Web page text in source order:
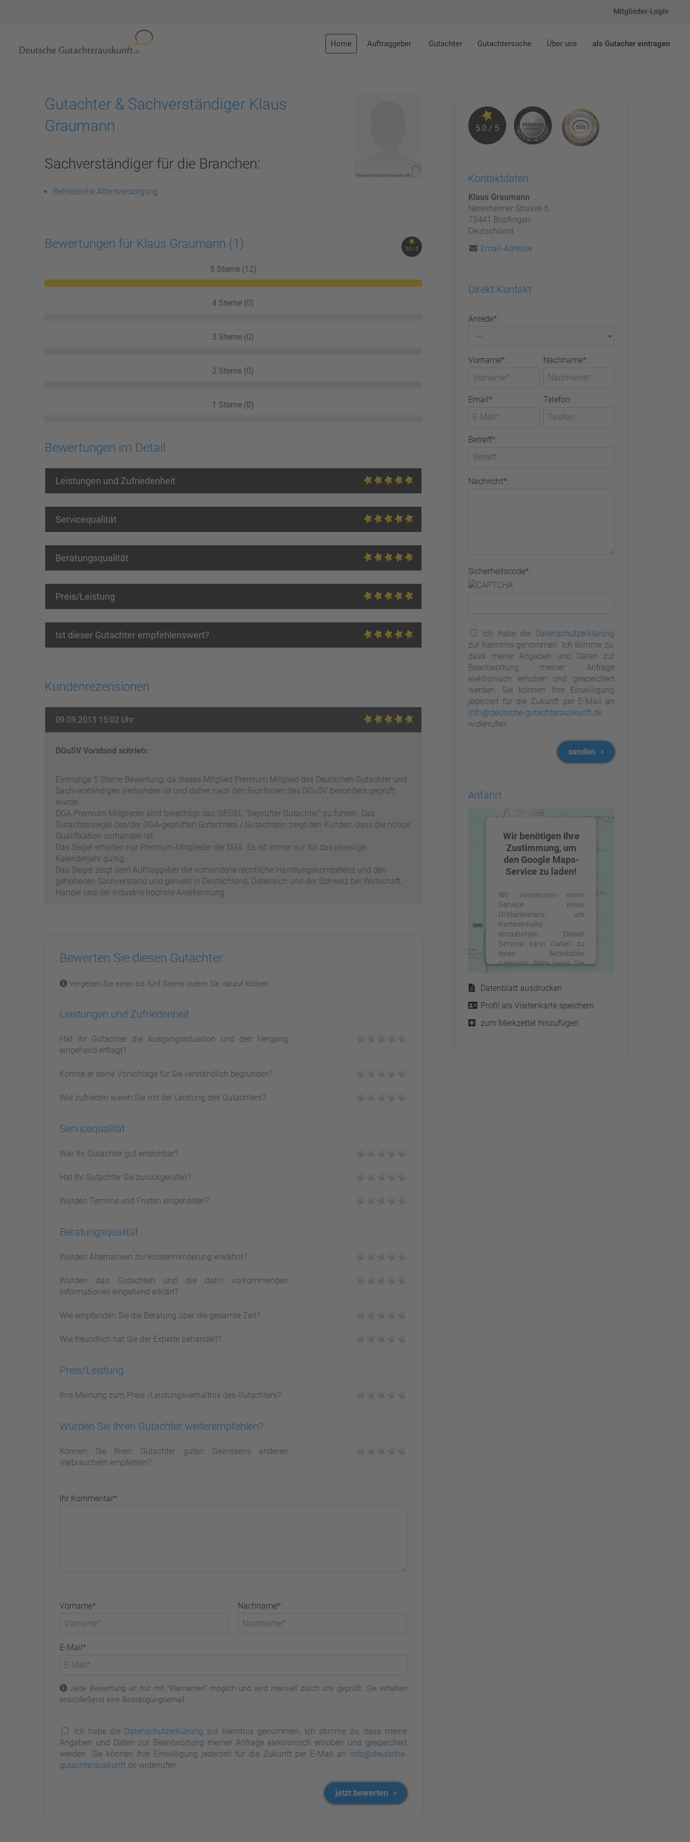
Mitglieder-Login
Home Auftraggeber Gutachter Gutachtersuche Über uns als Gutacher eintragen
Gutachter & Sachverständiger Klaus
Graumann
Sachverständiger für die Branchen:
Betriebliche Altersversorgung
5.0 / 5
Bewertungen für Klaus Graumann (1)
5 Sterne (12)
4 Sterne (0)
3 Sterne (0)
2 Sterne (0)
1 Sterne (0)
Bewertungen im Detail
Leistungen und Zufriedenheit
Servicequalität
Beratungsqualität
Preis/Leistung
Ist dieser Gutachter empfehlenswert?
Kundenrezensionen
09.09.2013 15:02 Uhr
DGuSV Vorstand schrieb:
Einmalige 5 Sterne Bewertung, da dieses Mitglied Premium Mitglied des Deutschen Gutachter und
Sachverständigen Verbandes ist und daher nach den Richtlinien des DGuSV besonders geprüft
wurde.
DGA Premium Mitglieder sind berechtigt das SIEGEL "Geprüfter Gutachter" zu führen. Das
Gutachtersiegel des/der DGA-geprüften Gutachters / Gutachterin zeigt den Kunden, dass die nötige
Qualifikation vorhanden ist.
Das Siegel erhalten nur Premium-Mitglieder der DGA. Es ist immer nur für das jeweilige
Kalenderjahr gültig.
Das Siegel zeigt dem Auftraggeber die vorhandene rechtliche Handlungskompetenz und den
gehobenen Sachverstand und genießt in Deutschland, Österreich und der Schweiz bei Wirtschaft,
Handel und der Industrie höchste Anerkennung.
Bewerten Sie diesen Gutachter
Vergeben Sie einen bis fünf Sterne indem Sie darauf klicken.
Leistungen und Zufriedenheit
Hat Ihr Gutachter die Ausgangssituation und den Hergang
eingehend erfragt?
Konnte er seine Vorschläge für Sie verständlich begründen?
Wie zufrieden waren Sie mit der Leistung des Gutachters?
Servicequalität
War Ihr Gutachter gut erreichbar?
Hat Ihr Gutachter Sie zurückgerufen?
Wurden Termine und Fristen eingehalten?
Beratungsqualität
Wurden Alternativen zur Kostenminderung erwähnt?
Wurden das Gutachten und die darin vorkommenden
Informationen eingehend erklärt?
Wie empfanden Sie die Beratung über die gesamte Zeit?
Wie freundlich hat Sie der Experte behandelt?
Preis/Leistung
Ihre Meinung zum Preis-/Leistungsverhältnis des Gutachters?
Würden Sie Ihren Gutachter weiterempfehlen?
Können Sie Ihren Gutachter guten Gewissens anderen
Verbrauchern empfehlen?
Ihr Kommentar*:
Vorname*: Nachname*:
E-Mail*:
Jede Bewertung ist nur mit "Klarnamen" möglich und wird manuell durch uns geprüft. Sie erhalten
anschließend eine Bestätigungsemail.
Ich habe die Datenschutzerklärung zur Kenntnis genommen. Ich stimme zu, dass meine
Angaben und Daten zur Beantwortung meiner Anfrage elektronisch erhoben und gespeichert
werden. Sie können Ihre Einwilligung jederzeit für die Zukunft per E-Mail an info@deutsche-
gutachterauskunft.de widerrufen.
jetzt bewerten
5.0 / 5
Kontaktdaten
Klaus Graumann
Neresheimer Strasse 6
73441 Bopfingen
Deutschland
Email-Adresse
Direkt Kontakt
Anrede*:
Vorname*: Nachname*:
Email*: Telefon:
Betreff*:
Nachricht*:
Sicherheitscode*:
Ich habe die Datenschutzerklärung
zur Kenntnis genommen. Ich stimme zu,
dass meine Angaben und Daten zur
Beantwortung meiner Anfrage
elektronisch erhoben und gespeichert
werden. Sie können Ihre Einwilligung
jederzeit für die Zukunft per E-Mail an
info@deutsche-gutachterauskunft.de
widerrufen.
senden
Anfahrt
Wir benötigen Ihre
Zustimmung, um
den Google Maps-
Service zu laden!
Wir verwenden einen
Service eines
Drittanbieters, um
Karteninhalte
einzubetten. Dieser
Service kann Daten zu
Ihren Aktivitäten
sammeln. Bitte lesen Sie
die Details durch und
des Service zu, um diese
Karte anzuzeigen.
Mehr Informationen
Service
Datenblatt ausdrucken
Profil als Visitenkarte speichern
zum Merkzettel hinzufügen